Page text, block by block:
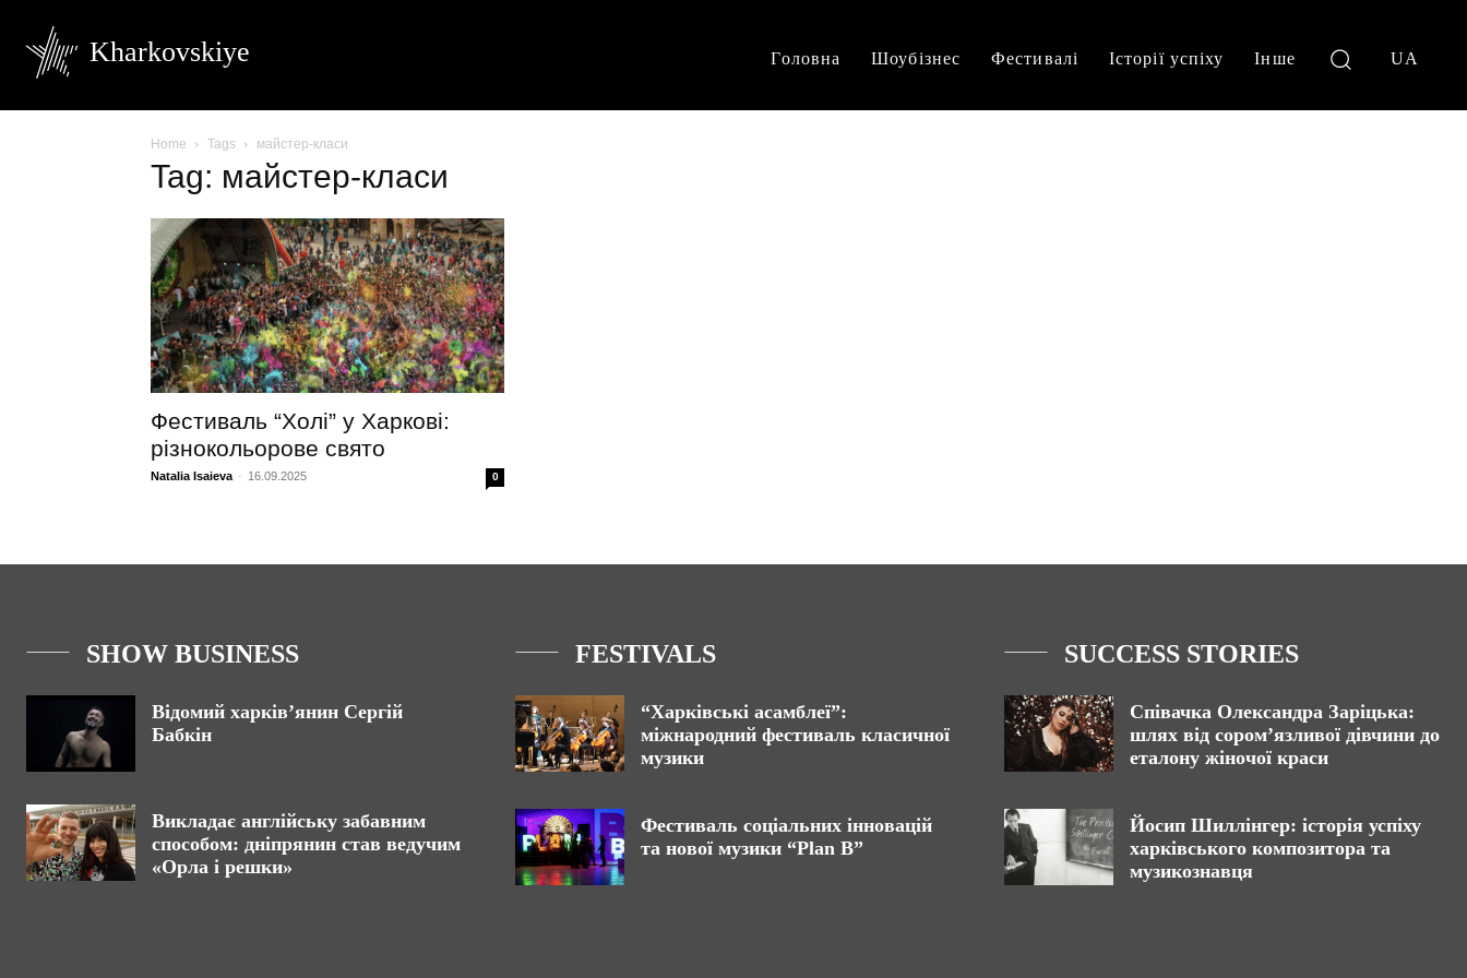
Kharkovskiye Головна Шоубізнес Фестивалі Історії успіху Інше UA
Home Tags майстер-класи
Tag: майстер-класи
Фестиваль “Холі” у Харкові:
різнокольорове свято
Natalia Isaieva - 16.09.2025 0
SHOW BUSINESS
Відомий харків’янин Сергій
Бабкін
Викладає англійську забавним
способом: дніпрянин став ведучим
«Орла і решки»
FESTIVALS
“Харківські асамблеї”:
міжнародний фестиваль класичної
музики
Фестиваль соціальних інновацій
та нової музики “Plan B”
SUCCESS STORIES
Співачка Олександра Заріцька:
шлях від сором’язливої дівчини до
еталону жіночої краси
Йосип Шиллінгер: історія успіху
харківського композитора та
музикознавця